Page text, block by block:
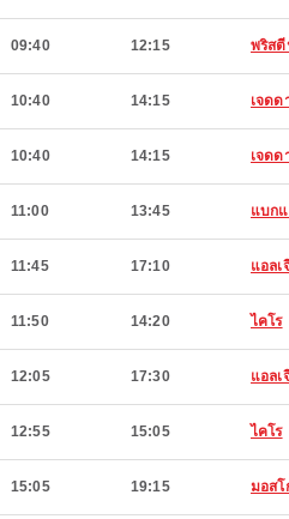
09:40 12:15 พริส
10:40 14:15 เจดด
10:40 14:15 เจดด
11:00 13:45 แบก
11:45 17:10 แอลเ
11:50 14:20 ไคโร
12:05 17:30 แอลเ
12:55 15:05 ไคโร
15:05 19:15 มอสโ